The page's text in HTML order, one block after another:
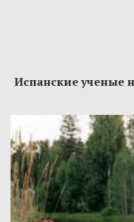
Испанские ученые